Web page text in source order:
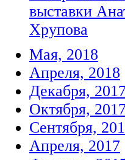
выставки
Хрупова
Мая, 2018
Апреля, 2018
Декабря,
Октября,
Сентября,
Апреля, 2017